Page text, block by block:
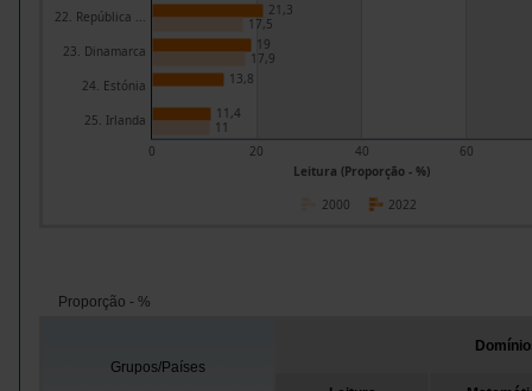
Leitura (Proporção - %)
0 20 40 60
22. República ...
23. Dinamarca
24. Estónia
25. Irlanda
21,3
19
13,8
11,4
17,5
17,9
11
2022
2000
Proporção - %
Grupos/Países